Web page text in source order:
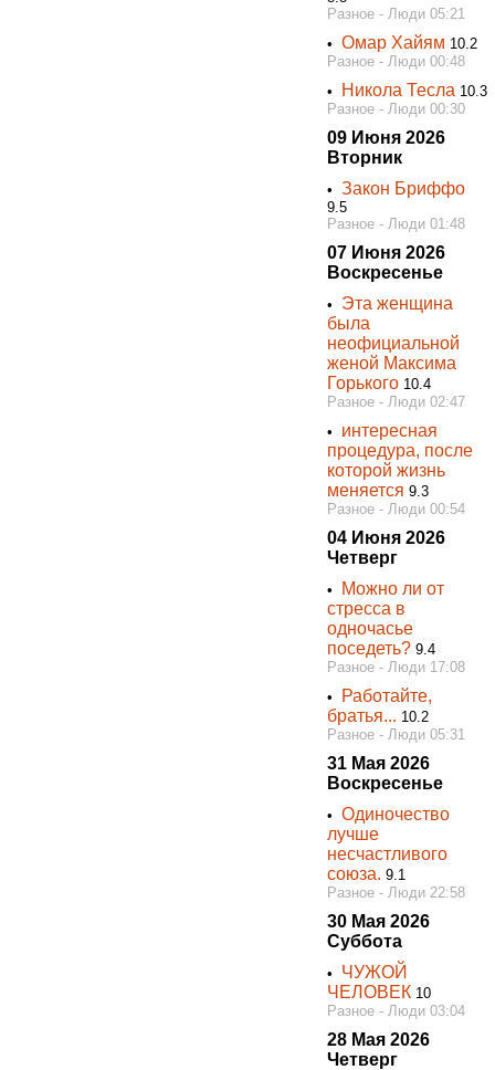
Разное - Люди 05:21
•Омар Хайям 10.2
Разное - Люди 00:48
•
Николa Теслa 10.3
Разное - Люди 00:30
09 Июня 2026
Вторник
•Закон Бриффо
9.5
Разное - Люди 01:48
07 Июня 2026
Воскресенье
• Эта женщина
была
неофициальной
женой Максима
Горького 10.4
Разное - Люди 02:47
• интересная
процедура, после
которой жизнь
меняется 9.3
Разное - Люди 00:54
04 Июня 2026
Четверг
•
Можно ли от
стресса в
одночасье
поседеть? 9.4
Разное - Люди 17:08
•
Работайте,
братья... 10.2
Разное - Люди 05:31
31 Мая 2026
Воскресенье
•Одиночество
лучше
несчастливого
союза. 9.1
Разное - Люди 22:58
30 Мая 2026
Суббота
• ЧУЖОЙ
ЧЕЛОВЕК 10
Разное - Люди 03:04
28 Мая 2026
Четверг